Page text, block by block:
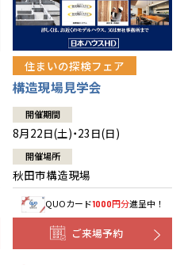
住まいの探検フェア
構造現場見学会
開催期間
8月22日(土)・23日(日)
開催場所
秋田市構造現場
QUOカード1000円分進呈中！
ご来場予約